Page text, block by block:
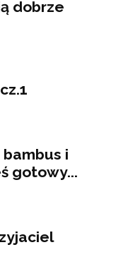
dobrze
i
gotowy...